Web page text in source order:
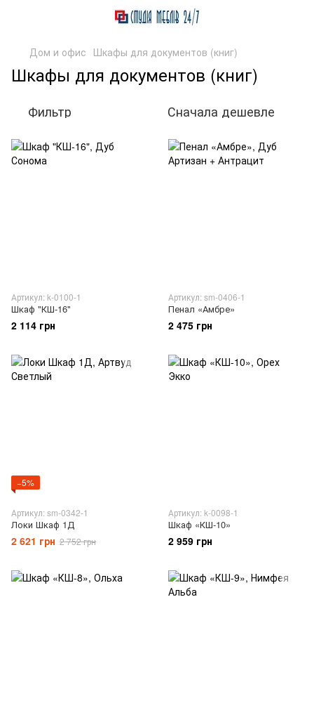
Дом и офис Шкафы для документов (книг)
Шкафы для документов (книг)
Фильтр Сначала дешевле
Артикул: k-0100-1
Шкаф "КШ-16"
2 114 грн
Артикул: sm-0406-1
Пенал «Амбре»
2 475 грн
−5%
Артикул: sm-0342-1
Локи Шкаф 1Д
2 621 грн 2 752 грн
Артикул: k-0098-1
Шкаф «КШ-10»
2 959 грн